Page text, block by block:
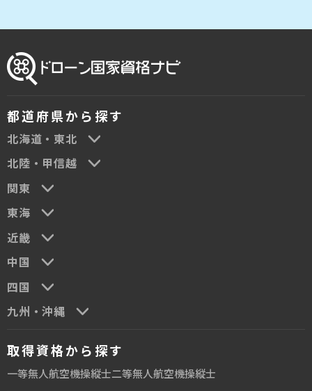
都道府県から探す
北海道・東北
北陸・甲信越
関東
東海
近畿
中国
四国
九州・沖縄
取得資格から探す
一等無人航空機操縦士二等無人航空機操縦士